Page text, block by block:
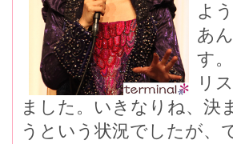
よ
あ
す
リ
ました。いきなりね、決
うという状況でしたが、